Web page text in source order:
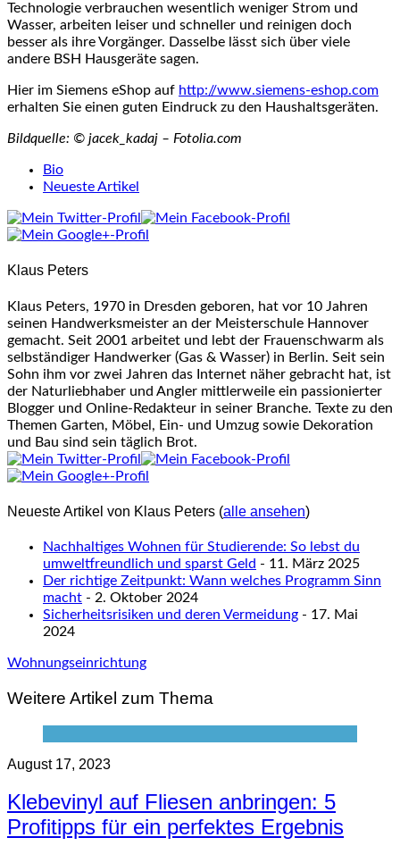
Technologie verbrauchen wesentlich weniger Strom und
Wasser, arbeiten leiser und schneller und reinigen doch
besser als ihre Vorgänger. Dasselbe lässt sich über viele
andere BSH Hausgeräte sagen.
Hier im Siemens eShop auf http://www.siemens-eshop.com
erhalten Sie einen guten Eindruck zu den Haushaltsgeräten.
Bildquelle: © jacek_kadaj – Fotolia.com
following
tabs
change
below.
Bio
Neueste Artikel
Klaus Peters
Klaus Peters, 1970 in Dresden geboren, hat vor 10 Jahren
seinen Handwerksmeister an der Meisterschule Hannover
gemacht. Seit 2001 arbeitet und lebt der Frauenschwarm als
selbständiger Handwerker (Gas & Wasser) in Berlin. Seit sein
Sohn ihm vor zwei Jahren das Internet näher gebracht hat, ist
der Naturliebhaber und Angler mittlerweile ein passionierter
Blogger und Online-Redakteur in seiner Branche. Texte zu den
Themen Garten, Möbel, Ein- und Umzug sowie Dekoration
und Bau sind sein täglich Brot.
Neueste Artikel von Klaus Peters (alle ansehen)
Nachhaltiges Wohnen für Studierende: So lebst du
umweltfreundlich und sparst Geld - 11. März 2025
Der richtige Zeitpunkt: Wann welches Programm Sinn
macht - 2. Oktober 2024
Sicherheitsrisiken und deren Vermeidung - 17. Mai
2024
Wohnungseinrichtung
Weitere Artikel zum Thema
August 17, 2023
Klebevinyl auf Fliesen anbringen: 5
Profitipps für ein perfektes Ergebnis